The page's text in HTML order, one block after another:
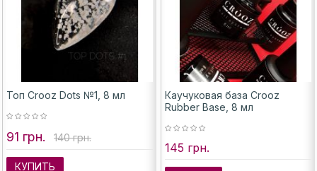
Топ Crooz Dots №1, 8 мл
91 грн. 140 грн.
КУПИТЬ
Каучуковая база Crooz
Rubber Base, 8 мл
145 грн.